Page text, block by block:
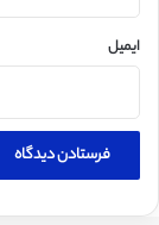
ایمیل